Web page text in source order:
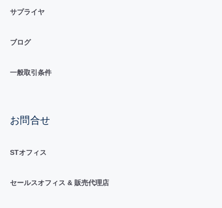
サプライヤ
ブログ
一般取引条件
お問合せ
STオフィス
セールスオフィス & 販売代理店